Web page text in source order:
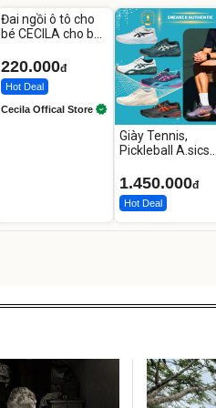
Đai ngồi ô tô cho
bé CECILA cho bé
220.000đ
Hot Deal
Cecila Offical Store
Giày Tennis,
Pickleball A.sics
Các Phối Màu
1.450.000đ
Hot Deal